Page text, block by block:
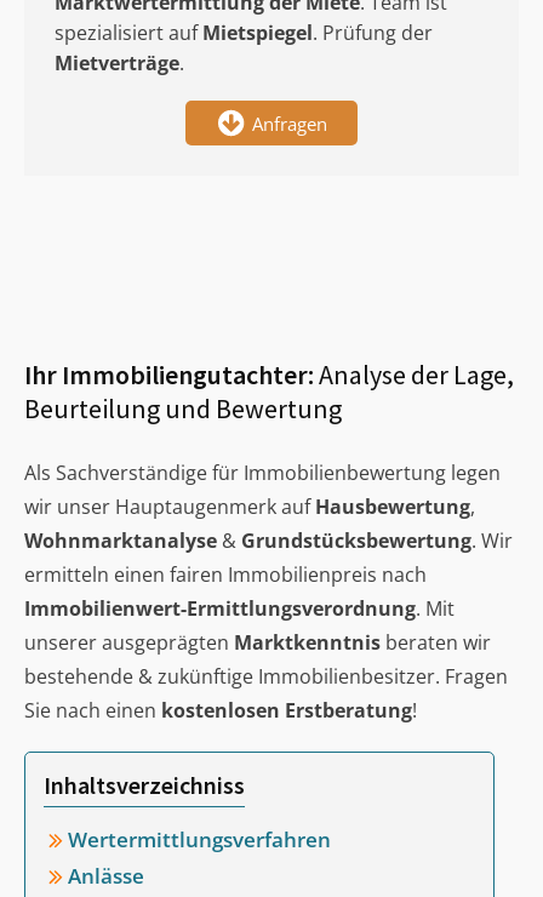
spezialisiert aufMietspiegel. Prüfung der
Mietverträge.
Anfragen
Ihr Immobiliengutachter:Analyse der Lage,
Beurteilung und Bewertung
Als Sachverständige für Immobilienbewertung legen
wir unser Hauptaugenmerk aufHausbewertung,
Wohnmarktanalyse & Grundstücksbewertung. Wir
ermitteln einen fairen Immobilienpreis nach
Immobilienwert-Ermittlungsverordnung. Mit
unserer ausgeprägten Marktkenntnis beraten wir
bestehende & zukünftige Immobilienbesitzer. Fragen
Sie nach einen kostenlosen Erstberatung!
Inhaltsverzeichniss
Wertermittlungsverfahren
Anlässe